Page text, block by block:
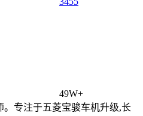
49W+
。专注于五菱宝骏车机升级,长